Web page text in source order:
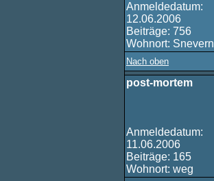
Anmeldedatum:
12.06.2006
Beiträge: 756
Wohnort: Snevern
Nach oben
post-mortem
Anmeldedatum:
11.06.2006
Beiträge: 165
Wohnort: weg